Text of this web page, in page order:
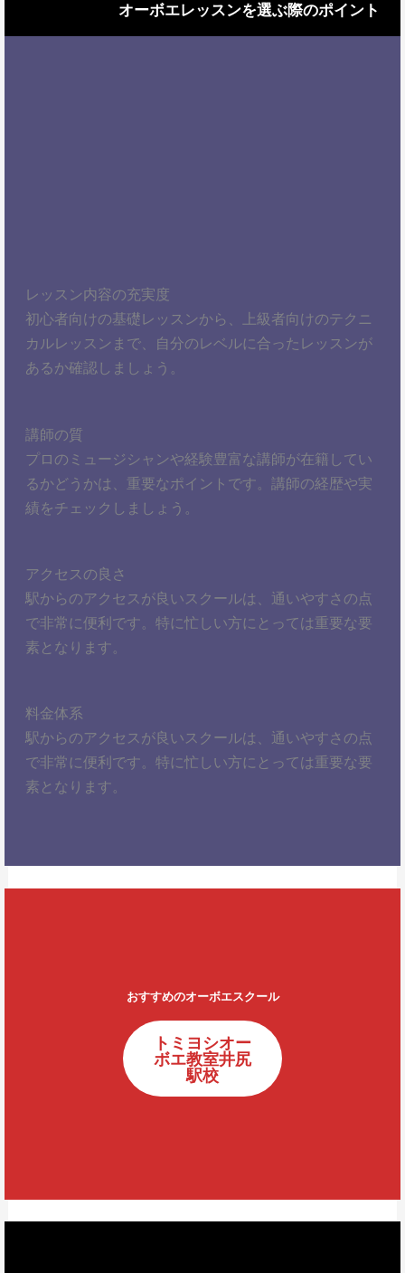
オーボエレッスンを選ぶ際のポイント
レッスン内容の充実度
初心者向けの基礎レッスンから、上級者向けのテクニ
カルレッスンまで、自分のレベルに合ったレッスンが
あるか確認しましょう。
講師の質
プロのミュージシャンや経験豊富な講師が在籍してい
るかどうかは、重要なポイントです。講師の経歴や実
績をチェックしましょう。
アクセスの良さ
駅からのアクセスが良いスクールは、通いやすさの点
で非常に便利です。特に忙しい方にとっては重要な要
素となります。
料金体系
駅からのアクセスが良いスクールは、通いやすさの点
で非常に便利です。特に忙しい方にとっては重要な要
素となります。
おすすめのオーボエスクール
トミヨシオー
ボエ教室井尻
駅校